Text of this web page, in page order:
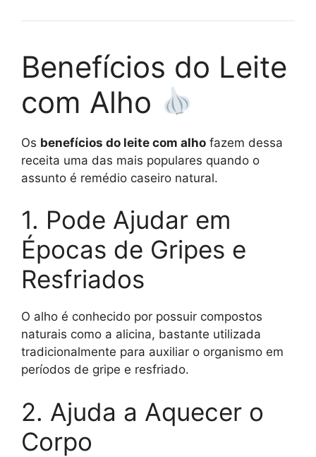
Benefícios do Leite
com Alho
Os benefícios do leite com alho fazem dessa
receita uma das mais populares quando o
assunto é remédio caseiro natural.
1. Pode Ajudar em
Épocas de Gripes e
Resfriados
O alho é conhecido por possuir compostos
naturais como a alicina, bastante utilizada
tradicionalmente para auxiliar o organismo em
períodos de gripe e resfriado.
2. Ajuda a Aquecer o
Corpo